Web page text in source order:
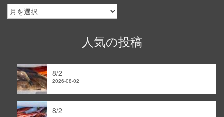
釣
果
人気の投稿
8/2
2026-08-02
8/2